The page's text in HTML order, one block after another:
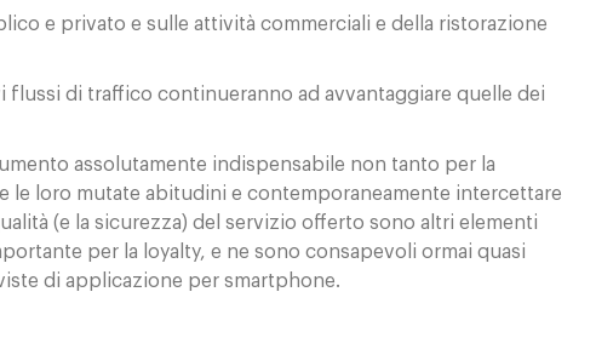
e privato e sulle attività commerciali e della ristorazione
di traffico continueranno ad avvantaggiare quelle dei
assolutamente indispensabile non tanto per la
loro mutate abitudini e contemporaneamente intercettare
(e la sicurezza) del servizio offerto sono altri elementi
per la loyalty, e ne sono consapevoli ormai quasi
di applicazione per smartphone.